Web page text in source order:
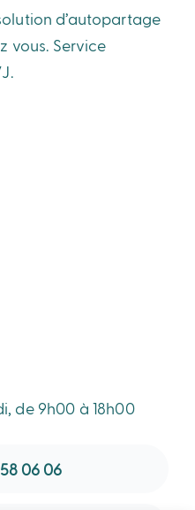
d’autopartage
vous. Service
de 9h00 à 18h00
06 06